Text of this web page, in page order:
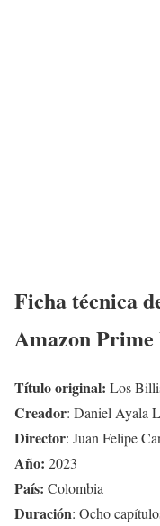
Ficha técnica
Amazon Prime
Título original: Los
Creador: Daniel Ayala
Director: Juan Felipe
Año: 2023
País: Colombia
Duración: Ocho